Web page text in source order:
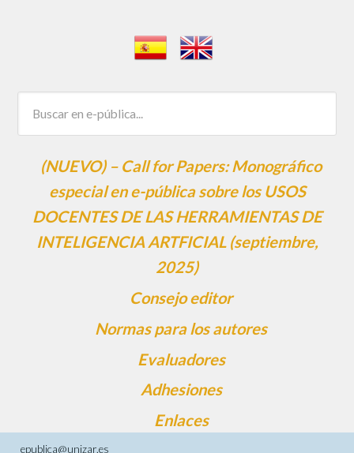
(NUEVO) – Call for Papers: Monográfico
especial en e-pública sobre los USOS
DOCENTES DE LAS HERRAMIENTAS DE
INTELIGENCIA ARTFICIAL (septiembre,
2025)
Consejo editor
Normas para los autores
Evaluadores
Adhesiones
Enlaces
epublica@unizar.es